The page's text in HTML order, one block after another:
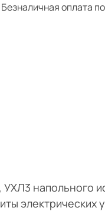
Безналичная оплата
напольного
электрических